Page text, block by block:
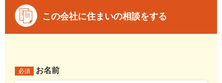
この会社に住まいの相談をする
必須 お名前